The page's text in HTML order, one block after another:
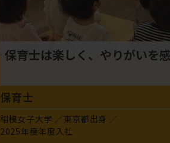
保育士は楽しく、やりがいを
保育士
相模女子大学
東京都出身
2025年度年度入社